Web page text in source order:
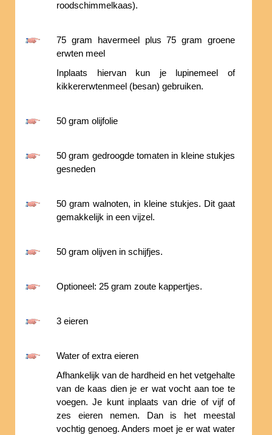
roodschimmelkaas).
75 gram havermeel plus 75 gram groene
erwten meel
Inplaats hiervan kun je lupinemeel of
kikkererwtenmeel (besan) gebruiken.
50 gram olijfolie
50 gram gedroogde tomaten in kleine stukjes
gesneden
50 gram walnoten, in kleine stukjes. Dit gaat
gemakkelijk in een vijzel.
50 gram olijven in schijfjes.
Optioneel: 25 gram zoute kappertjes.
3 eieren
Water of extra eieren
Afhankelijk van de hardheid en het vetgehalte
van de kaas dien je er wat vocht aan toe te
voegen. Je kunt inplaats van drie of vijf of
zes eieren nemen. Dan is het meestal
vochtig genoeg. Anders moet je er wat water